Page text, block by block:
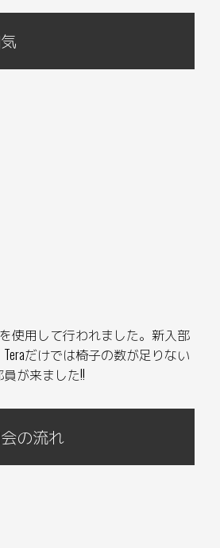
を使用して行われました。新入部
だけでは椅子の数が足りない
が来ました!!
の流れ